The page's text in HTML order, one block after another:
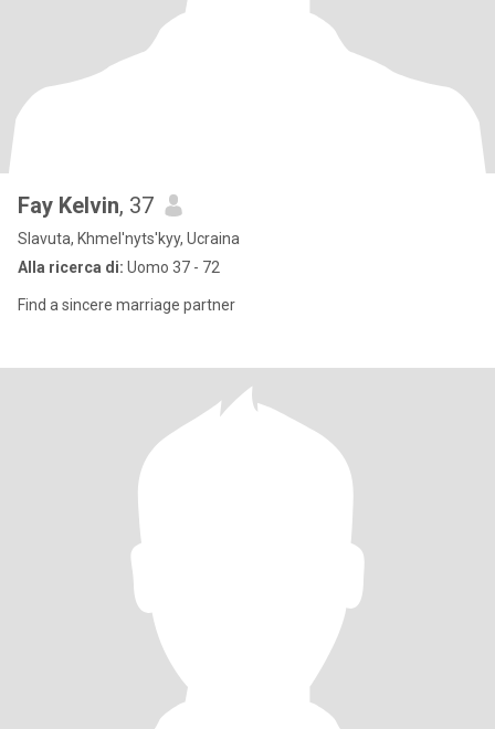
Fay Kelvin, 37
Slavuta, Khmel'nyts'kyy, Ucraina
Alla ricerca di: Uomo 37 - 72
Find a sincere marriage partner